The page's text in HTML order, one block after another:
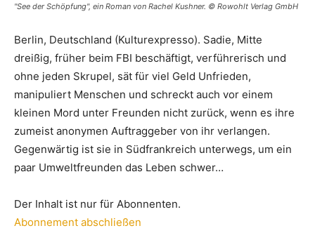
"See der Schöpfung", ein Roman von Rachel Kushner. © Rowohlt Verlag GmbH
Berlin, Deutschland (Kulturexpresso). Sadie, Mitte
dreißig, früher beim FBI beschäftigt, verführerisch und
ohne jeden Skrupel, sät für viel Geld Unfrieden,
manipuliert Menschen und schreckt auch vor einem
kleinen Mord unter Freunden nicht zurück, wenn es ihre
zumeist anonymen Auftraggeber von ihr verlangen.
Gegenwärtig ist sie in Südfrankreich unterwegs, um ein
paar Umweltfreunden das Leben schwer…
Der Inhalt ist nur für Abonnenten.
Abonnement abschließen